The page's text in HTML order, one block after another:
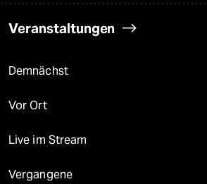
Veranstaltungen
Demnächst
Vor Ort
Live im Stream
Vergangene